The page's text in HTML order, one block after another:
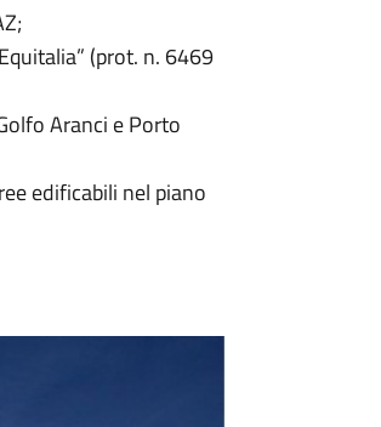
(prot. n. 6469
Aranci e Porto
edificabili nel piano